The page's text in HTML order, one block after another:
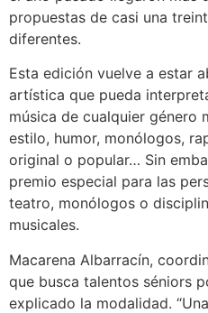
propuestas de casi una
diferentes.
Esta edición vuelve a estar
artística que pueda
música de cualquier género
estilo, humor, monólogos,
original o popular… Sin
premio especial para las
teatro, monólogos o
musicales.
Macarena Albarracín,
que busca talentos séniors
explicado la modalidad.